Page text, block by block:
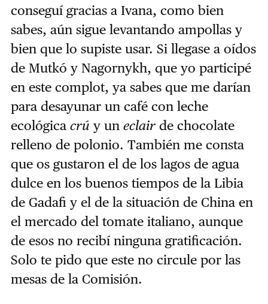
conseguí gracias a Ivana, como bien
sabes, aún sigue levantando ampollas y
bien que lo supiste usar. Si llegase a oídos
de Mutkó y Nagornykh, que yo participé
en este complot, ya sabes que me darían
para desayunar un café con leche
ecológica crú y un eclairde chocolate
relleno de polonio. También me consta
que os gustaron el de los lagos de agua
dulce en los buenos tiempos de la Libia
de Gadafi y el de la situación de China en
el mercado del tomate italiano, aunque
de esos no recibí ninguna gratificación.
Solo te pido que este no circule por las
mesas de la Comisión.